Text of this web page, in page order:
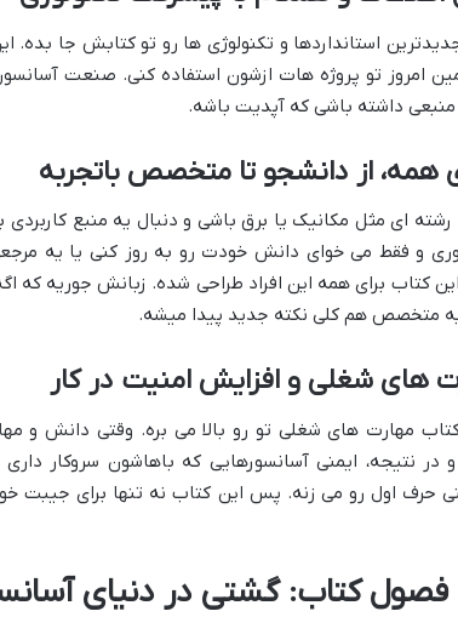
استانداردها و تکنولوژی ها رو تو کتابش جا بده.
امروز تو پروژه هات ازشون استفاده کنی. صنعت
منبعی داشته باشی که آپدیت باشه.
ای مثل مکانیک یا برق باشی و دنبال یه منبع
و فقط می خوای دانش خودت رو به روز کنی یا یه
کتاب برای همه این افراد طراحی شده. زبانش جوریه که
یه متخصص هم کلی نکته جدید پیدا میشه.
مهارت های شغلی تو رو بالا می بره. وقتی دانش و
و در نتیجه، ایمنی آسانسورهایی که باهاشون سروکار
حرف اول رو می زنه. پس این کتاب نه تنها برای جیبت
کتاب: گشتی در دنیای